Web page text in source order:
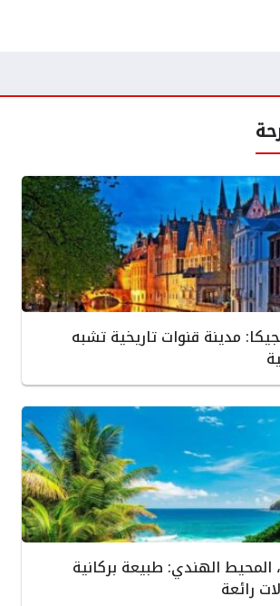
مدينة قنوات تاريخية تشبه
المحيط الهندي: طبيعة بركانية
رائعة